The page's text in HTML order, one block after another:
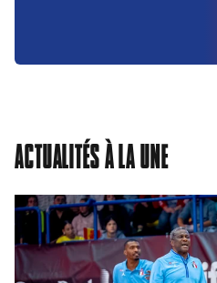
ACTUALITÉS À LA UNE